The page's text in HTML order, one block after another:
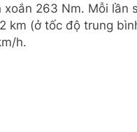
263 Nm. Mỗi lần
km (ở tốc độ trung
h.